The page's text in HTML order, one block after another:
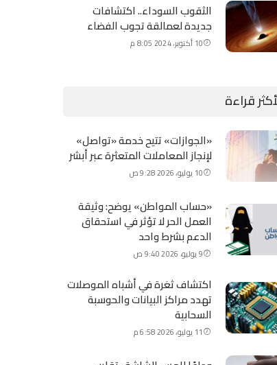
الثقوب السوداء.. اكتشافات
جديدة لعمالقة تجوب الفضاء
10 أكتوبر، 2024 8:05 م
قراءة
«الجوازات» تتيح خدمة «تواصل»
لإنجاز المعاملات المتعثرة عبر أبشر
10 يوليو، 2026 9:28 ص
«حساب المواطن» يوضح: وثيقة
العمل الحر لا تؤثر في استحقاق
الدعم بشرط واحد
9 يوليو، 2026 9:40 ص
اكتشاف ثغرة في أشباه الموصلات
تهدد مراكز البيانات والحوسبة
السحابية
11 يوليو، 2026 6:58 م